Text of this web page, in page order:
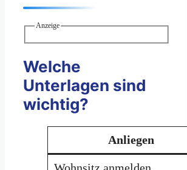
Anzeige
Welche
Unterlagen sind
wichtig?
Anliegen